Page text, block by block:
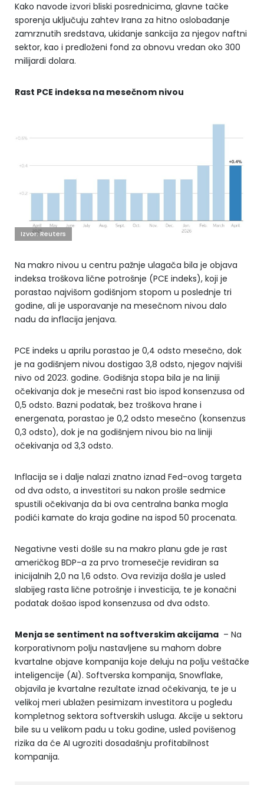
Kako navode izvori bliski posrednicima, glavne tačke
sporenja uključuju zahtev Irana za hitno oslobađanje
zamrznutih sredstava, ukidanje sankcija za njegov naftni
sektor, kao i predloženi fond za obnovu vredan oko 300
milijardi dolara.
Rast PCE indeksa na mesečnom nivou
Izvor: Reuters
Na makro nivou u centru pažnje ulagača bila je objava
indeksa troškova lične potrošnje (PCE indeks), koji je
porastao najvišom godišnjom stopom u poslednje tri
godine, ali je usporavanje na mesečnom nivou dalo
nadu da inflacija jenjava.
PCE indeks u aprilu porastao je 0,4 odsto mesečno, dok
je na godišnjem nivou dostigao 3,8 odsto, njegov najviši
nivo od 2023. godine. Godišnja stopa bila je na liniji
očekivanja dok je mesečni rast bio ispod konsenzusa od
0,5 odsto. Bazni podatak, bez troškova hrane i
energenata, porastao je 0,2 odsto mesečno (konsenzus
0,3 odsto), dok je na godišnjem nivou bio na liniji
očekivanja od 3,3 odsto.
Inflacija se i dalje nalazi znatno iznad Fed-ovog targeta
od dva odsto, a investitori su nakon prošle sedmice
spustili očekivanja da bi ova centralna banka mogla
podići kamate do kraja godine na ispod 50 procenata.
Negativne vesti došle su na makro planu gde je rast
američkog BDP-a za prvo tromesečje revidiran sa
inicijalnih 2,0 na 1,6 odsto. Ova revizija došla je usled
slabijeg rasta lične potrošnje i investicija, te je konačni
podatak došao ispod konsenzusa od dva odsto.
Menja se sentiment na softverskim akcijama – Na
korporativnom polju nastavljene su mahom dobre
kvartalne objave kompanija koje deluju na polju veštačke
inteligencije (AI). Softverska kompanija, Snowflake,
objavila je kvartalne rezultate iznad očekivanja, te je u
velikoj meri ublažen pesimizam investitora u pogledu
kompletnog sektora softverskih usluga. Akcije u sektoru
bile su u velikom padu u toku godine, usled povišenog
rizika da će AI ugroziti dosadašnju profitabilnost
kompanija.